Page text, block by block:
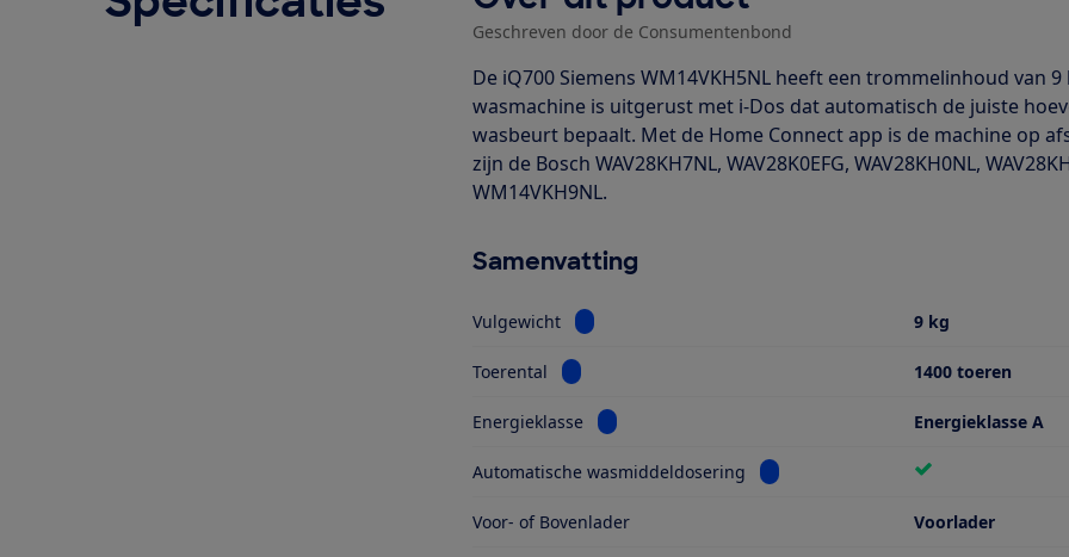
Geschreven door de Consumentenbond
De iQ700 Siemens WM14VKH5NL heeft een trommelinhoud van
wasmachine is uitgerust met i-Dos dat automatisch de juiste
wasbeurt bepaalt. Met de Home Connect app is de machine op
zijn de Bosch WAV28KH7NL, WAV28K0EFG, WAV28KH0NL,
WM14VKH9NL.
Samenvatting
Vulgewicht Bekijk informatie voor Vulgewicht 9 kg
Toerental Bekijk informatie voor Toerental 1400 toeren
Energieklasse Bekijk informatie voor Energieklasse Energieklasse A
Automatische wasmiddeldosering Bekijk informatie voor Automatische
Voor- of Bovenlader Voorlader